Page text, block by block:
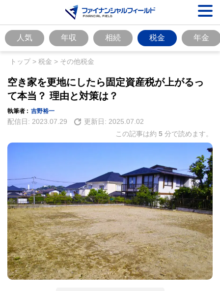
人気 年収 相続 税金 年金
トップ> 税金 > その他税金
空き家を更地にしたら固定資産税が上がるっ
て本当？ 理由と対策は？
執筆者 : 吉野裕一
配信日: 2023.07.29 更新日: 2025.07.02
この記事は約 5 分で読めます。